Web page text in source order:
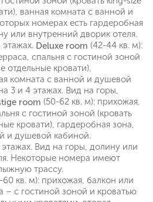
ванная комната с ванной и
номерах есть гардеробная
или внутренний дворик отеля.
Deluxe room (42-44 кв. м):
спальня с гостиной зоной
отдельные кровати),
комната с ванной и душевой
3 и 4 этажах. Вид на горы,
room (50-62 кв. м): прихожая,
с гостиной зоной (кровать
кровати), гардеробная зона,
и душевой кабиной.
Вид на горы, долину или
Некоторые номера имеют
трассу.
60 кв. м): прихожая, балкон или
– с гостиной зоной и кроватью